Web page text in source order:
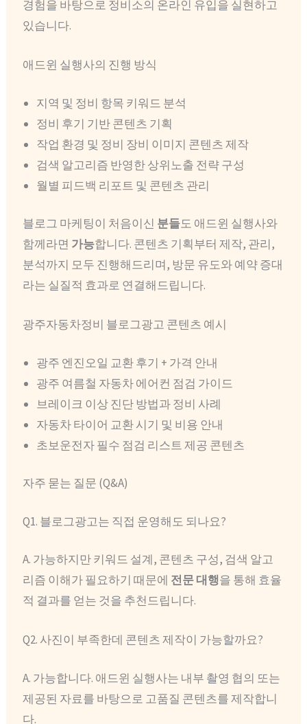
경험을 바탕으로 정비소의 온라인 유입을 실현하고
있습니다.
애드윈 실행사의 진행 방식
지역 및 정비 항목 키워드 분석
정비 후기 기반 콘텐츠 기획
작업 환경 및 정비 장비 이미지 콘텐츠 제작
검색 알고리즘 반영한 상위노출 전략 구성
월별 피드백 리포트 및 콘텐츠 관리
블로그 마케팅이 처음이신 분들도 애드윈 실행사와
함께라면 가능합니다. 콘텐츠 기획부터 제작, 관리,
분석까지 모두 진행해드리며, 방문 유도와 예약 증대
라는 실질적 효과로 연결해드립니다.
광주자동차정비 블로그광고 콘텐츠 예시
광주 엔진오일 교환 후기 + 가격 안내
광주 여름철 자동차 에어컨 점검 가이드
브레이크 이상 진단 방법과 정비 사례
자동차 타이어 교환 시기 및 비용 안내
초보운전자 필수 점검 리스트 제공 콘텐츠
자주 묻는 질문 (Q&A)
Q1. 블로그광고는 직접 운영해도 되나요?
A. 가능하지만 키워드 설계, 콘텐츠 구성, 검색 알고
리즘 이해가 필요하기 때문에 전문 대행을 통해 효율
적 결과를 얻는 것을 추천드립니다.
Q2. 사진이 부족한데 콘텐츠 제작이 가능할까요?
A. 가능합니다. 애드윈 실행사는 내부 촬영 협의 또는
제공된 자료를 바탕으로 고품질 콘텐츠를 제작합니
다.